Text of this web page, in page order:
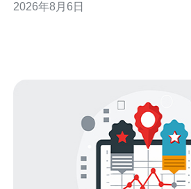
助技术与采购决策者快速判断是否值
2026年8月6日